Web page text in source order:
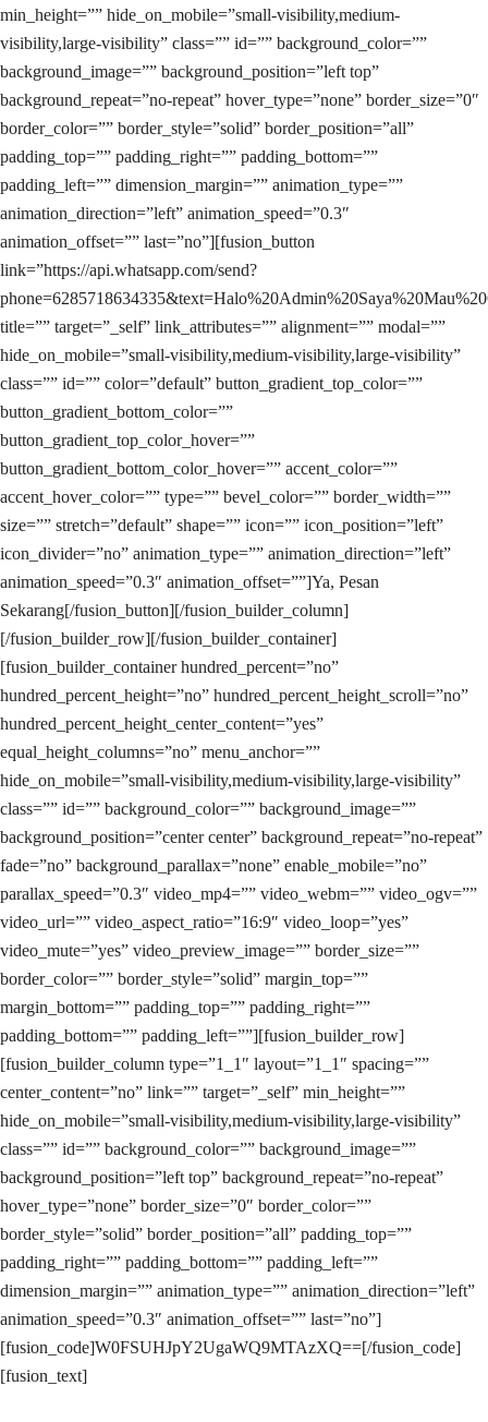
min_height=”” hide_on_mobile=”small-visibility,medium-
visibility,large-visibility” class=”” id=”” background_color=””
background_image=”” background_position=”left top”
background_repeat=”no-repeat” hover_type=”none” border_size=”0″
border_color=”” border_style=”solid” border_position=”all”
padding_top=”” padding_right=”” padding_bottom=””
padding_left=”” dimension_margin=”” animation_type=””
animation_direction=”left” animation_speed=”0.3″
animation_offset=”” last=”no”][fusion_button
link=”https://api.whatsapp.com/send?
title=”” target=”_self” link_attributes=”” alignment=”” modal=””
hide_on_mobile=”small-visibility,medium-visibility,large-visibility”
class=”” id=”” color=”default” button_gradient_top_color=””
button_gradient_bottom_color=””
button_gradient_top_color_hover=””
button_gradient_bottom_color_hover=”” accent_color=””
accent_hover_color=”” type=”” bevel_color=”” border_width=””
size=”” stretch=”default” shape=”” icon=”” icon_position=”left”
icon_divider=”no” animation_type=”” animation_direction=”left”
animation_speed=”0.3″ animation_offset=””]Ya, Pesan
Sekarang[/fusion_button][/fusion_builder_column]
[/fusion_builder_row][/fusion_builder_container]
[fusion_builder_container hundred_percent=”no”
hundred_percent_height=”no” hundred_percent_height_scroll=”no”
hundred_percent_height_center_content=”yes”
equal_height_columns=”no” menu_anchor=””
hide_on_mobile=”small-visibility,medium-visibility,large-visibility”
class=”” id=”” background_color=”” background_image=””
background_position=”center center” background_repeat=”no-repeat”
fade=”no” background_parallax=”none” enable_mobile=”no”
parallax_speed=”0.3″ video_mp4=”” video_webm=”” video_ogv=””
video_url=”” video_aspect_ratio=”16:9″ video_loop=”yes”
video_mute=”yes” video_preview_image=”” border_size=””
border_color=”” border_style=”solid” margin_top=””
margin_bottom=”” padding_top=”” padding_right=””
padding_bottom=”” padding_left=””][fusion_builder_row]
[fusion_builder_column type=”1_1″ layout=”1_1″ spacing=””
center_content=”no” link=”” target=”_self” min_height=””
hide_on_mobile=”small-visibility,medium-visibility,large-visibility”
class=”” id=”” background_color=”” background_image=””
background_position=”left top” background_repeat=”no-repeat”
hover_type=”none” border_size=”0″ border_color=””
border_style=”solid” border_position=”all” padding_top=””
padding_right=”” padding_bottom=”” padding_left=””
dimension_margin=”” animation_type=”” animation_direction=”left”
animation_speed=”0.3″ animation_offset=”” last=”no”]
[fusion_code]W0FSUHJpY2UgaWQ9MTAzXQ==[/fusion_code]
[fusion_text]